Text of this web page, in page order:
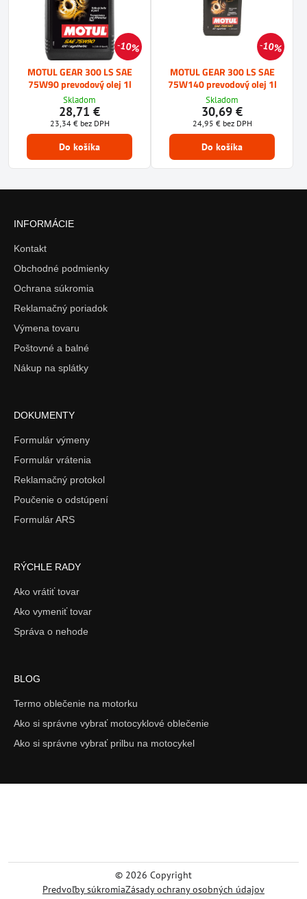
10%
MOTUL GEAR 300 LS SAE
75W90 prevodový olej 1l
Skladom
28,71 €
23,34 € bez DPH
Do košíka
10%
MOTUL GEAR 300 LS SAE
75W140 prevodový olej 1l
Skladom
30,69 €
24,95 € bez DPH
Do košíka
INFORMÁCIE
Kontakt
Obchodné podmienky
Ochrana súkromia
Reklamačný poriadok
Výmena tovaru
Poštovné a balné
Nákup na splátky
DOKUMENTY
Formulár výmeny
Formulár vrátenia
Reklamačný protokol
Poučenie o odstúpení
Formulár ARS
RÝCHLE RADY
Ako vrátiť tovar
Ako vymeniť tovar
Správa o nehode
BLOG
Termo oblečenie na motorku
Ako si správne vybrať motocyklové oblečenie
Ako si správne vybrať prilbu na motocykel
© 2026 Copyright
Predvoľby súkromiaZásady ochrany osobných údajov